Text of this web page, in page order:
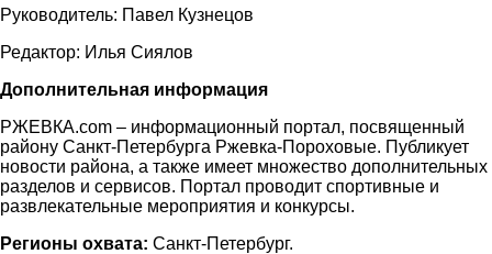
Руководитель: Павел Кузнецов
Редактор: Илья Сиялов
Дополнительная информация
РЖЕВКА.com – информационный портал, посвященный
району Санкт-Петербурга Ржевка-Пороховые. Публикует
новости района, а также имеет множество дополнительных
разделов и сервисов. Портал проводит спортивные и
развлекательные мероприятия и конкурсы.
Регионы охвата: Санкт-Петербург.